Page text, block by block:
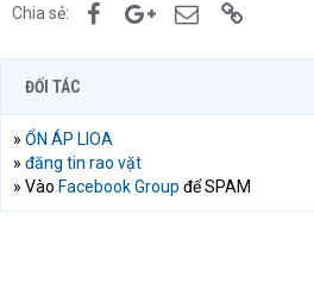
Chia sẻ: FacebookGoogle+Email
ĐỐI TÁC
» ỔN ÁP LIOA
» đăng tin rao vặt
» Vào Facebook Group để SPAM